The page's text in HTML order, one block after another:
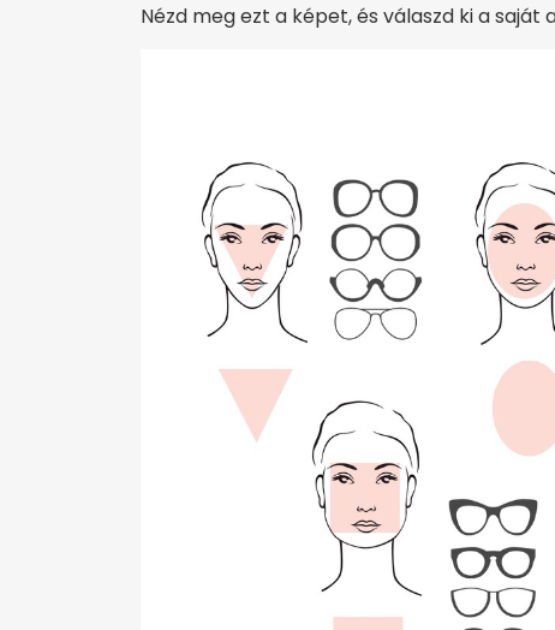
Nézd meg ezt a képet, és válaszd ki a saját